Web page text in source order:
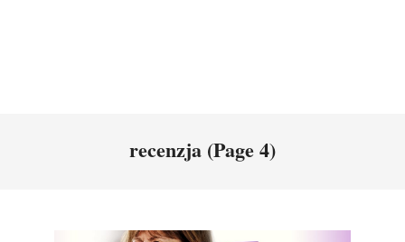
recenzja (Page 4)